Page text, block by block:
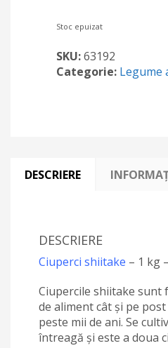
Stoc epuizat
SKU:63192
Categorie: Legume
DESCRIERE
DESCRIERE
Ciuperci shiitake – 1 kg
Ciupercile shiitake
de aliment cât și pe
peste mii de ani. Se
întreagă și este a doua